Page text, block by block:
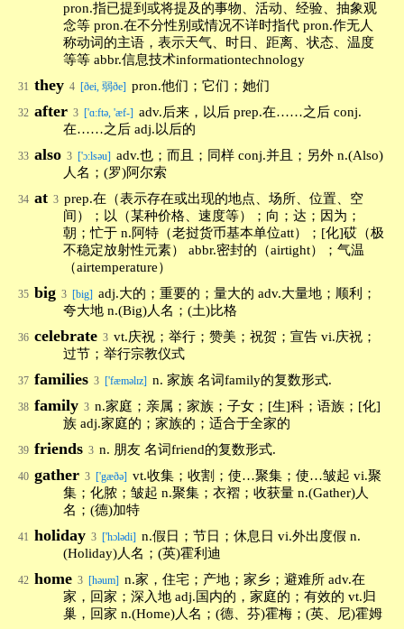
pron.指已提到或将提及的事物、活动、经验、抽象观
念等 pron.在不分性别或情况不详时指代 pron.作无人
称动词的主语，表示天气、时日、距离、状态、温度
等等 abbr.信息技术informationtechnology
31 they 4 [ðei, 弱ðe] pron.他们；它们；她们
32 after 3 ['ɑ:ftə, 'æf-] adv.后来，以后 prep.在……之后 conj.
在……之后 adj.以后的
33 also 3 ['ɔ:lsəu] adv.也；而且；同样 conj.并且；另外 n.(Also)
人名；(罗)阿尔索
34 at 3 prep.在（表示存在或出现的地点、场所、位置、空
间）；以（某种价格、速度等）；向；达；因为；
朝；忙于 n.阿特（老挝货币基本单位att）；[化]砹（极
不稳定放射性元素） abbr.密封的（airtight）；气温
（airtemperature）
35 big 3 [big] adj.大的；重要的；量大的 adv.大量地；顺利；
夸大地 n.(Big)人名；(土)比格
36 celebrate 3 vt.庆祝；举行；赞美；祝贺；宣告 vi.庆祝；
过节；举行宗教仪式
37 families 3 ['fæməlɪz] n. 家族 名词family的复数形式.
38 family 3 n.家庭；亲属；家族；子女；[生]科；语族；[化]
族 adj.家庭的；家族的；适合于全家的
39 friends 3 n. 朋友 名词friend的复数形式.
40 gather 3 ['gæðə] vt.收集；收割；使…聚集；使…皱起 vi.聚
集；化脓；皱起 n.聚集；衣褶；收获量 n.(Gather)人
名；(德)加特
41 holiday 3 ['hɔlədi] n.假日；节日；休息日 vi.外出度假 n.
(Holiday)人名；(英)霍利迪
42 home 3 [həum] n.家，住宅；产地；家乡；避难所 adv.在
家，回家；深入地 adj.国内的，家庭的；有效的 vt.归
巢，回家 n.(Home)人名；(德、芬)霍梅；(英、尼)霍姆